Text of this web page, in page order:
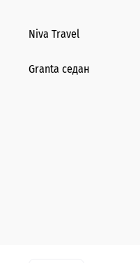
Niva Travel
Granta седан